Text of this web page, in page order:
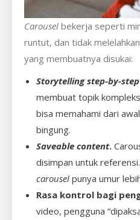
Carousel bekerja seperti
runtut, dan tidak
yang membuatnya disukai:
Storytelling step-by-step
membuat topik
bisa memahami dari
bingung.
Saveable content.
disimpan untuk
carousel punya umur
Rasa kontrol bagi
video, pengguna